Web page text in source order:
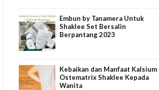
Embun by Tanamera Untuk
Shaklee Set Bersalin
Berpantang 2023
Kebaikan dan Manfaat Kalsium
Ostematrix Shaklee Kepada
Wanita